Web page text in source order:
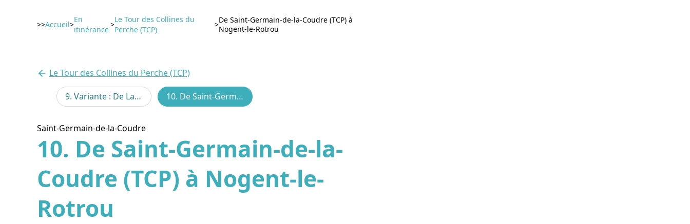
Voir l'image en plein écran
>>Accueil>
En
itinérance
>
Le Tour des Collines du
Perche (TCP)
>De Saint-Germain-de-la-Coudre (TCP) à
Nogent-le-Rotrou
Le Tour des Collines du Perche (TCP)
9. Variante : De La Perrière à Saint-Germain-de-la-Coudre par Igé (TCP) 10. De Saint-Germain-de-la-Coudre (TCP) à Nogent-le-Rotrou
Saint-Germain-de-la-Coudre
10. De Saint-Germain-de-la-
Coudre (TCP) à Nogent-le-
Rotrou